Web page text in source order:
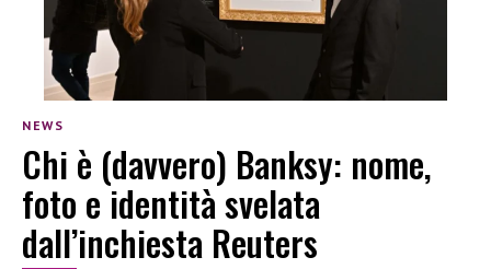
NEWS
Chi è (davvero) Banksy: nome,
foto e identità svelata
dall’inchiesta Reuters